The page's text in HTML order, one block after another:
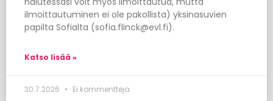
ilmoittautuminen ei ole pakollista) yksinasuvien
papilta Sofialta (sofia.flinck@evl.fi).
Katso lisää »
30.7.2026 Ei kommentteja